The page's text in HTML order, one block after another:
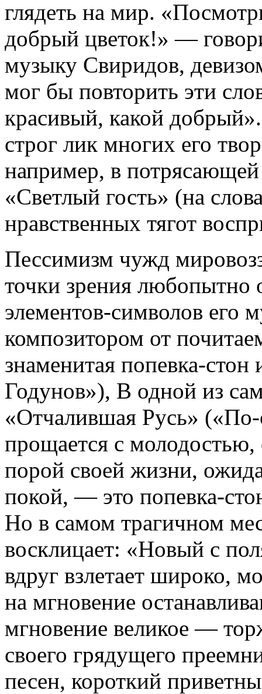
глядеть на мир.
добрый цветок!» —
музыку Свиридов,
мог бы повторить эти
красивый, какой
строг лик многих его
например, в потрясающей
«Светлый гость» (на
нравственных тягот
Пессимизм чужд
точки зрения любопытно
элементов-символов его
композитором от
знаменитая попевка-
Годунов»), В одной из
«Отчалившая Русь»
прощается с молодостью,
порой своей жизни,
покой, — это попевка-
Но в самом трагичном
восклицает: «Новый с
вдруг взлетает широко,
на мгновение
мгновение великое —
своего грядущего
песен, короткий